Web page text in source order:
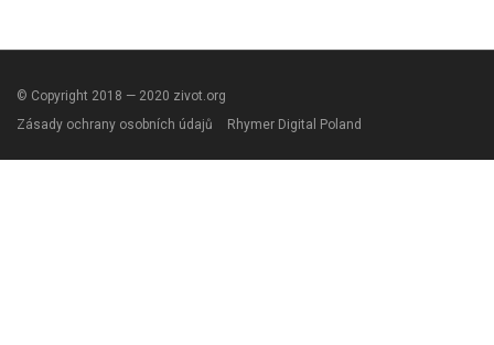
© Copyright 2018 — 2020 zivot.org
Zásady ochrany osobních údajů
Rhymer Digital Poland